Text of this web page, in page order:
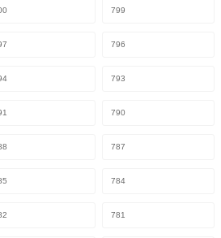
799
796
793
790
787
784
781